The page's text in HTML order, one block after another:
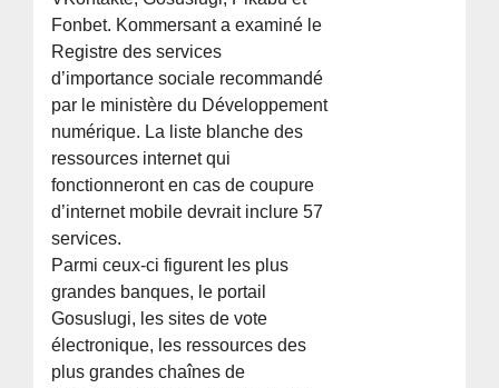
Fonbet. Kommersant a examiné le
Registre des services
d’importance sociale recommandé
par le ministère du Développement
numérique. La liste blanche des
ressources internet qui
fonctionneront en cas de coupure
d’internet mobile devrait inclure 57
services.
Parmi ceux-ci figurent les plus
grandes banques, le portail
Gosuslugi, les sites de vote
électronique, les ressources des
plus grandes chaînes de